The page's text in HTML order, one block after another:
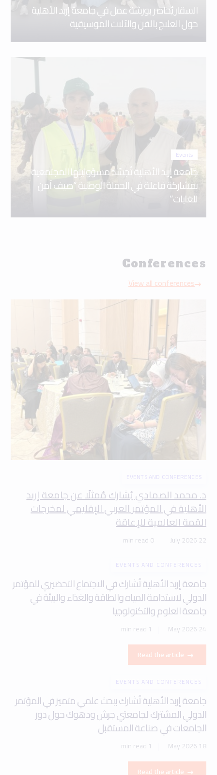
السقار يُحاضر بورشة عمل في جامعة إربد الأهلية
حول العلاج بالفن والآلات الموسيقية
Events
جامعة إربد الأهلية تُجسّد مسؤوليتها المجتمعية
بمشاركة فاعلة في الحملة الوطنية “صيف آمن
للغابات”
Conferences
View all conferences
EVENTS AND CONFERENCES
د. محمد الصمادي يُشارك مُمثلًا عن جامعة إربد
الأهلية في المؤتمر العربي الإقليمي لمخرجات
القمة العالمية للإعاقة
22 July 2026
0 min read
EVENTS AND CONFERENCES
جامعة إربد الأهلية تُشارك في الاجتماع التحضيري للمؤتمر
الدولي لاستدامة المياه والطاقة والغذاء والبيئة في
جامعة العلوم والتكنولوجيا
24 May 2026
1 min read
Read the article
EVENTS AND CONFERENCES
جامعة إربد الأهلية تُشارك ببحث علمي متميز في المؤتمر
الدولي المشترك لجامعتي جرش ودهوك حول دور
الجامعات في صناعة المستقبل
18 May 2026
1 min read
Read the article